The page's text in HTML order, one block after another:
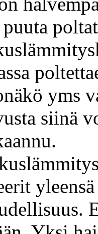
yms
siinä